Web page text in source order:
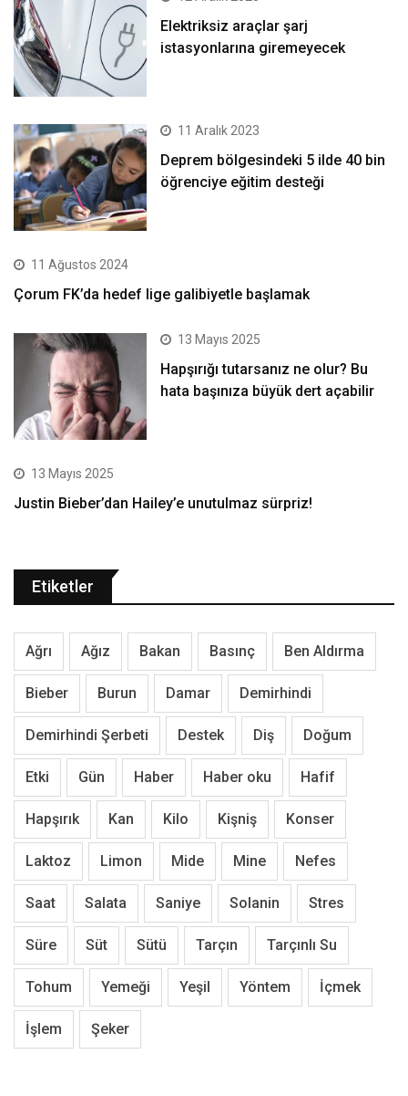
Elektriksiz araçlar şarj
istasyonlarına giremeyecek
11 Aralık 2023
Deprem bölgesindeki 5 ilde 40 bin
öğrenciye eğitim desteği
11 Ağustos 2024
Çorum FK’da hedef lige galibiyetle başlamak
13 Mayıs 2025
Hapşırığı tutarsanız ne olur? Bu
hata başınıza büyük dert açabilir
13 Mayıs 2025
Justin Bieber’dan Hailey’e unutulmaz sürpriz!
Etiketler
Ağrı Ağız Bakan Basınç Ben Aldırma
Bieber Burun Damar Demirhindi
Demirhindi Şerbeti Destek Diş Doğum
Etki Gün Haber Haber oku Hafif
Hapşırık Kan Kilo Kişniş Konser
Laktoz Limon Mide Mine Nefes
Saat Salata Saniye Solanin Stres
Süre Süt Sütü Tarçın Tarçınlı Su
Tohum Yemeği Yeşil Yöntem İçmek
İşlem Şeker